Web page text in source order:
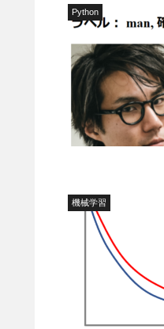
Python
機械学習